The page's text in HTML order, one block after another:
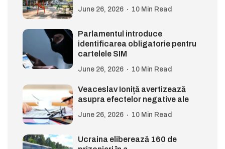
June 26, 2026 10 Min Read
Parlamentul introduce
identificarea obligatorie pentru
cartelele SIM
June 26, 2026 10 Min Read
Veaceslav Ioniță avertizează
asupra efectelor negative ale
June 26, 2026 10 Min Read
Ucraina eliberează 160 de